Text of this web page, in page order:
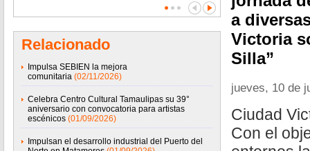
Relacionado
Impulsa SEBIEN la mejora
comunitaria (02/11/2026)
Celebra Centro Cultural Tamaulipas su 39°
aniversario con convocatoria para artistas
escénicos (01/09/2026)
Impulsan el desarrollo industrial del Puerto del
a
Victoria
Silla”
jueves, 10 de
Ciudad
Con el